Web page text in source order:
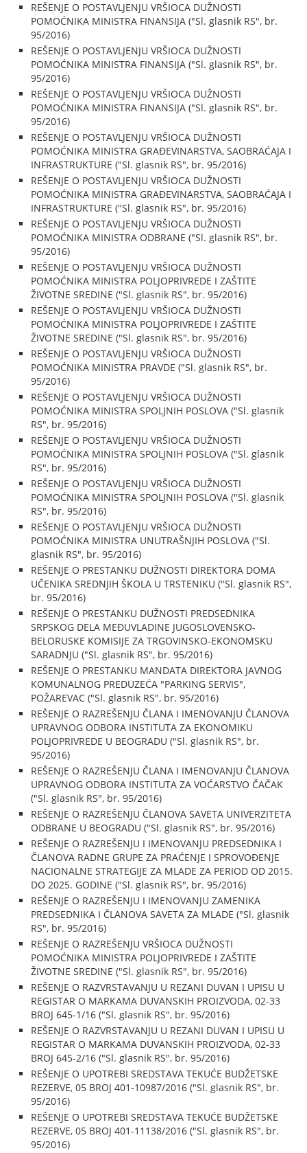
REŠENJE O POSTAVLJENJU VRŠIOCA DUŽNOSTI
POMOĆNIKA MINISTRA FINANSIJA ("Sl. glasnik RS", br.
95/2016)
REŠENJE O POSTAVLJENJU VRŠIOCA DUŽNOSTI
POMOĆNIKA MINISTRA FINANSIJA ("Sl. glasnik RS", br.
95/2016)
REŠENJE O POSTAVLJENJU VRŠIOCA DUŽNOSTI
POMOĆNIKA MINISTRA FINANSIJA ("Sl. glasnik RS", br.
95/2016)
REŠENJE O POSTAVLJENJU VRŠIOCA DUŽNOSTI
POMOĆNIKA MINISTRA GRAĐEVINARSTVA, SAOBRAĆAJA I
INFRASTRUKTURE ("Sl. glasnik RS", br. 95/2016)
REŠENJE O POSTAVLJENJU VRŠIOCA DUŽNOSTI
POMOĆNIKA MINISTRA GRAĐEVINARSTVA, SAOBRAĆAJA I
INFRASTRUKTURE ("Sl. glasnik RS", br. 95/2016)
REŠENJE O POSTAVLJENJU VRŠIOCA DUŽNOSTI
POMOĆNIKA MINISTRA ODBRANE ("Sl. glasnik RS", br.
95/2016)
REŠENJE O POSTAVLJENJU VRŠIOCA DUŽNOSTI
POMOĆNIKA MINISTRA POLJOPRIVREDE I ZAŠTITE
ŽIVOTNE SREDINE ("Sl. glasnik RS", br. 95/2016)
REŠENJE O POSTAVLJENJU VRŠIOCA DUŽNOSTI
POMOĆNIKA MINISTRA POLJOPRIVREDE I ZAŠTITE
ŽIVOTNE SREDINE ("Sl. glasnik RS", br. 95/2016)
REŠENJE O POSTAVLJENJU VRŠIOCA DUŽNOSTI
POMOĆNIKA MINISTRA PRAVDE ("Sl. glasnik RS", br.
95/2016)
REŠENJE O POSTAVLJENJU VRŠIOCA DUŽNOSTI
POMOĆNIKA MINISTRA SPOLJNIH POSLOVA ("Sl. glasnik
RS", br. 95/2016)
REŠENJE O POSTAVLJENJU VRŠIOCA DUŽNOSTI
POMOĆNIKA MINISTRA SPOLJNIH POSLOVA ("Sl. glasnik
RS", br. 95/2016)
REŠENJE O POSTAVLJENJU VRŠIOCA DUŽNOSTI
POMOĆNIKA MINISTRA SPOLJNIH POSLOVA ("Sl. glasnik
RS", br. 95/2016)
REŠENJE O POSTAVLJENJU VRŠIOCA DUŽNOSTI
POMOĆNIKA MINISTRA UNUTRAŠNJIH POSLOVA ("Sl.
glasnik RS", br. 95/2016)
REŠENJE O PRESTANKU DUŽNOSTI DIREKTORA DOMA
UČENIKA SREDNJIH ŠKOLA U TRSTENIKU ("Sl. glasnik RS",
br. 95/2016)
REŠENJE O PRESTANKU DUŽNOSTI PREDSEDNIKA
SRPSKOG DELA MEĐUVLADINE JUGOSLOVENSKO-
BELORUSKE KOMISIJE ZA TRGOVINSKO-EKONOMSKU
SARADNJU ("Sl. glasnik RS", br. 95/2016)
REŠENJE O PRESTANKU MANDATA DIREKTORA JAVNOG
KOMUNALNOG PREDUZEĆA "PARKING SERVIS",
POŽAREVAC ("Sl. glasnik RS", br. 95/2016)
REŠENJE O RAZREŠENJU ČLANA I IMENOVANJU ČLANOVA
UPRAVNOG ODBORA INSTITUTA ZA EKONOMIKU
POLJOPRIVREDE U BEOGRADU ("Sl. glasnik RS", br.
95/2016)
REŠENJE O RAZREŠENJU ČLANA I IMENOVANJU ČLANOVA
UPRAVNOG ODBORA INSTITUTA ZA VOĆARSTVO ČAČAK
("Sl. glasnik RS", br. 95/2016)
REŠENJE O RAZREŠENJU ČLANOVA SAVETA UNIVERZITETA
ODBRANE U BEOGRADU ("Sl. glasnik RS", br. 95/2016)
REŠENJE O RAZREŠENJU I IMENOVANJU PREDSEDNIKA I
ČLANOVA RADNE GRUPE ZA PRAĆENJE I SPROVOĐENJE
NACIONALNE STRATEGIJE ZA MLADE ZA PERIOD OD 2015.
DO 2025. GODINE ("Sl. glasnik RS", br. 95/2016)
REŠENJE O RAZREŠENJU I IMENOVANJU ZAMENIKA
PREDSEDNIKA I ČLANOVA SAVETA ZA MLADE ("Sl. glasnik
RS", br. 95/2016)
REŠENJE O RAZREŠENJU VRŠIOCA DUŽNOSTI
POMOĆNIKA MINISTRA POLJOPRIVREDE I ZAŠTITE
ŽIVOTNE SREDINE ("Sl. glasnik RS", br. 95/2016)
REŠENJE O RAZVRSTAVANJU U REZANI DUVAN I UPISU U
REGISTAR O MARKAMA DUVANSKIH PROIZVODA, 02-33
BROJ 645-1/16 ("Sl. glasnik RS", br. 95/2016)
REŠENJE O RAZVRSTAVANJU U REZANI DUVAN I UPISU U
REGISTAR O MARKAMA DUVANSKIH PROIZVODA, 02-33
BROJ 645-2/16 ("Sl. glasnik RS", br. 95/2016)
REŠENJE O UPOTREBI SREDSTAVA TEKUĆE BUDŽETSKE
REZERVE, 05 BROJ 401-10987/2016 ("Sl. glasnik RS", br.
95/2016)
REŠENJE O UPOTREBI SREDSTAVA TEKUĆE BUDŽETSKE
REZERVE, 05 BROJ 401-11138/2016 ("Sl. glasnik RS", br.
95/2016)